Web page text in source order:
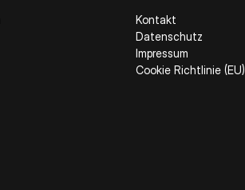
Kontakt
Datenschutz
Impressum
Cookie Richtlinie (EU)